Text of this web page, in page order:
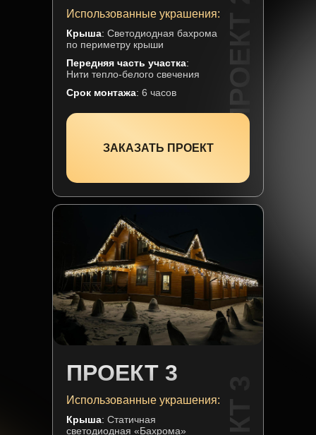
ПРОЕКТ 2
Использованные украшения:
Крыша: Светодиодная бахрома
по периметру крыши
Передняя часть участка:
Нити тепло-белого свечения
Срок монтажа: 6 часов
ЗАКАЗАТЬ ПРОЕКТ
ПРОЕКТ 3
Использованные украшения:
Крыша: Статичная
светодиодная «Бахрома»